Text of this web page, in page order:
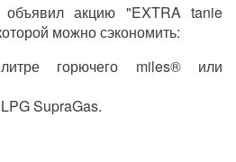
объявил акцию "EXTRA tanie
можно сэкономить:
горючего miles® или
SupraGas.